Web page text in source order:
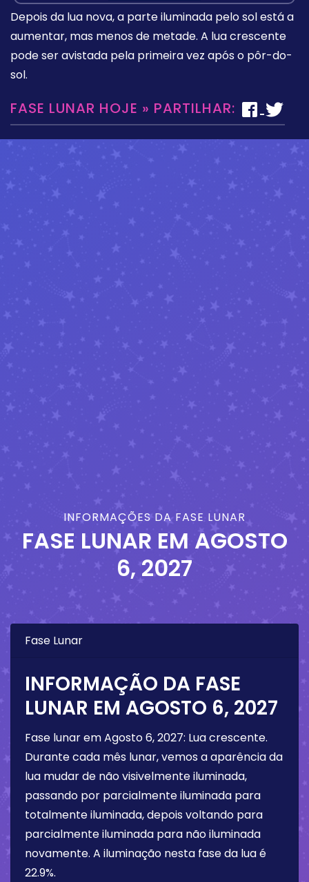
Depois da lua nova, a parte iluminada pelo sol está a
aumentar, mas menos de metade. A lua crescente
pode ser avistada pela primeira vez após o pôr-do-
sol.
FASE LUNAR HOJE » PARTILHAR:
INFORMAÇÕES DA FASE LUNAR
FASE LUNAR EM AGOSTO
6, 2027
Fase Lunar
INFORMAÇÃO DA FASE
LUNAR EM AGOSTO 6, 2027
Fase lunar emAgosto 6, 2027: Lua crescente.
Durante cada mês lunar, vemos a aparência da
lua mudar de não visivelmente iluminada,
passando por parcialmente iluminada para
totalmente iluminada, depois voltando para
parcialmente iluminada para não iluminada
novamente. A iluminação nesta fase da lua é
22.9%.